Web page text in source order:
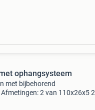
ophangsysteem
met bijbehorend
2 van 110x26x5 2